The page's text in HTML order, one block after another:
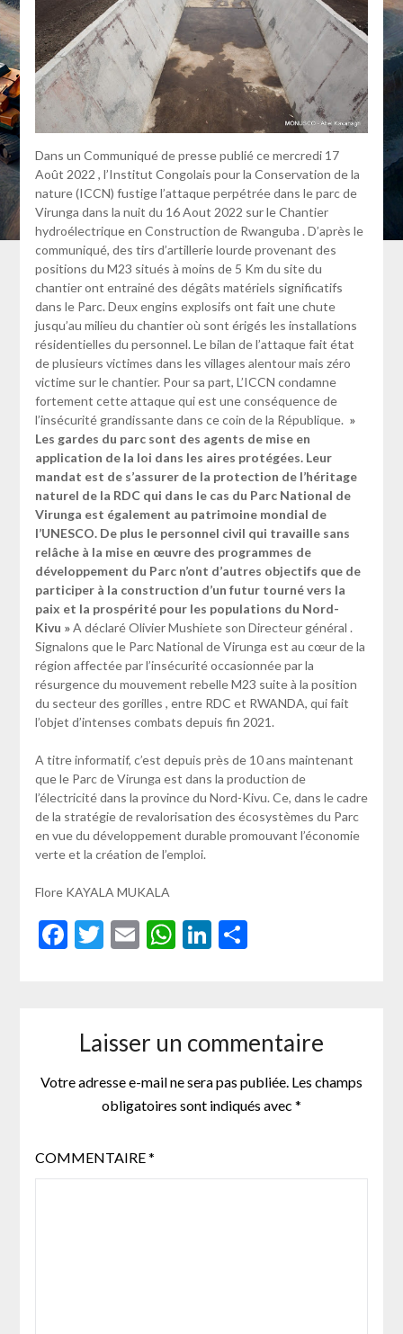
Dans un Communiqué de presse publié ce mercredi 17
Août 2022 , l’Institut Congolais pour la Conservation de la
nature (ICCN) fustige l’attaque perpétrée dans le parc de
Virunga dans la nuit du 16 Aout 2022 sur le Chantier
hydroélectrique en Construction de Rwanguba . D’après le
communiqué, des tirs d’artillerie lourde provenant des
positions du M23 situés à moins de 5 Km du site du
chantier ont entrainé des dégâts matériels significatifs
dans le Parc. Deux engins explosifs ont fait une chute
jusqu’au milieu du chantier où sont érigés les installations
résidentielles du personnel. Le bilan de l’attaque fait état
de plusieurs victimes dans les villages alentour mais zéro
victime sur le chantier. Pour sa part, L’ICCN condamne
fortement cette attaque qui est une conséquence de
l’insécurité grandissante dans ce coin de la République. »
Les gardes du parc sont des agents de mise en
application de la loi dans les aires protégées. Leur
mandat est de s’assurer de la protection de l’héritage
naturel de la RDC qui dans le cas du Parc National de
Virunga est également au patrimoine mondial de
l’UNESCO. De plus le personnel civil qui travaille sans
relâche à la mise en œuvre des programmes de
développement du Parc n’ont d’autres objectifs que de
participer à la construction d’un futur tourné vers la
paix et la prospérité pour les populations du Nord-
Kivu »A déclaré Olivier Mushiete son Directeur général .
Signalons que le Parc National de Virunga est au cœur de la
région affectée par l’insécurité occasionnée par la
résurgence du mouvement rebelle M23 suite à la position
du secteur des gorilles , entre RDC et RWANDA, qui fait
l’objet d’intenses combats depuis fin 2021.
A titre informatif, c’est depuis près de 10 ans maintenant
que le Parc de Virunga est dans la production de
l’électricité dans la province du Nord-Kivu. Ce, dans le cadre
de la stratégie de revalorisation des écosystèmes du Parc
en vue du développement durable promouvant l’économie
verte et la création de l’emploi.
Flore KAYALA MUKALA
Facebook
Twitter
EmailWhatsApp
LinkedIn
Partager
Laisser un commentaire
Votre adresse e-mail ne sera pas publiée. Les champs
obligatoires sont indiqués avec *
COMMENTAIRE*